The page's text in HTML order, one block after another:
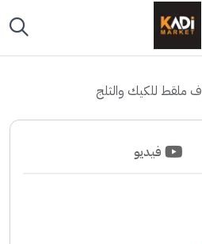
ملقط للكيك والثلج
فيديو